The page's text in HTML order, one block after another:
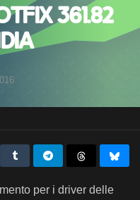
361.82
per i driver delle